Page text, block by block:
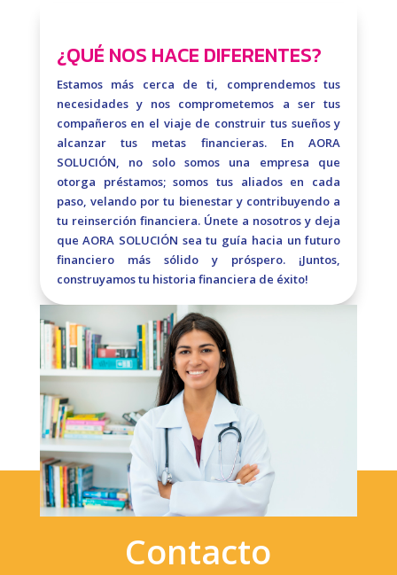
¿QUÉ NOS HACE DIFERENTES?
Estamos más cerca de ti, comprendemos tus
necesidades y nos comprometemos a ser tus
compañeros en el viaje de construir tus sueños y
alcanzar tus metas financieras. En AORA
SOLUCIÓN, no solo somos una empresa que
otorga préstamos; somos tus aliados en cada
paso, velando por tu bienestar y contribuyendo a
tu reinserción financiera. Únete a nosotros y deja
que AORA SOLUCIÓN sea tu guía hacia un futuro
financiero más sólido y próspero. ¡Juntos,
construyamos tu historia financiera de éxito!
Contacto